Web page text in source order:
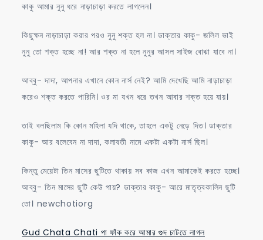
কাকু আমার নুনু ধরে নাড়াচাড়া করতে লাগলেন।
কিছুক্ষন নাড়াচাড়া করার পরও নুনু শক্ত হল না। ডাক্তার কাকু- জলিল ভাই
নুনু তো শক্ত হচ্ছে না! আর শক্ত না হলে নুনুর আসল সাইজ বোঝা যাবে না।
আব্বু- দাদা, আপনার এখানে কোন নার্স নেই? আমি দেখেছি আমি নাড়াচাড়া
করেও শক্ত করতে পারিনি। ওর মা যখন ধরে তখন আবার শক্ত হয়ে যায়।
তাই বলছিলাম কি কোন মহিলা যদি থাকে, তাহলে একটু নেড়ে দিত। ডাক্তার
কাকু- আর বলেবেন না দাদা, কলাবতী নামে একটা একটা নার্স ছিল।
কিন্তু মেয়েটা তিন মাসের ছুটিতে থাকায় সব কাজ এখন আমাকেই করতে হচ্ছে।
আব্বু- তিন মাসের ছুটি কেউ পায়? ডাক্তার কাকু- আরে মাতৃত্বকালিন ছুটি
তো। newchotiorg
Gud Chata Chati পা ফাঁক করে আমার গুদ চাটতে লাগল